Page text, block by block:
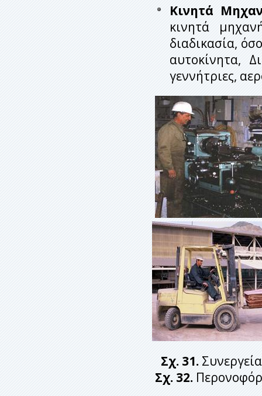
Κινητά
κινητά
διαδικασία,
αυτοκίνητα,
γεννήτριες,
Σχ. 31.
Σχ. 32.